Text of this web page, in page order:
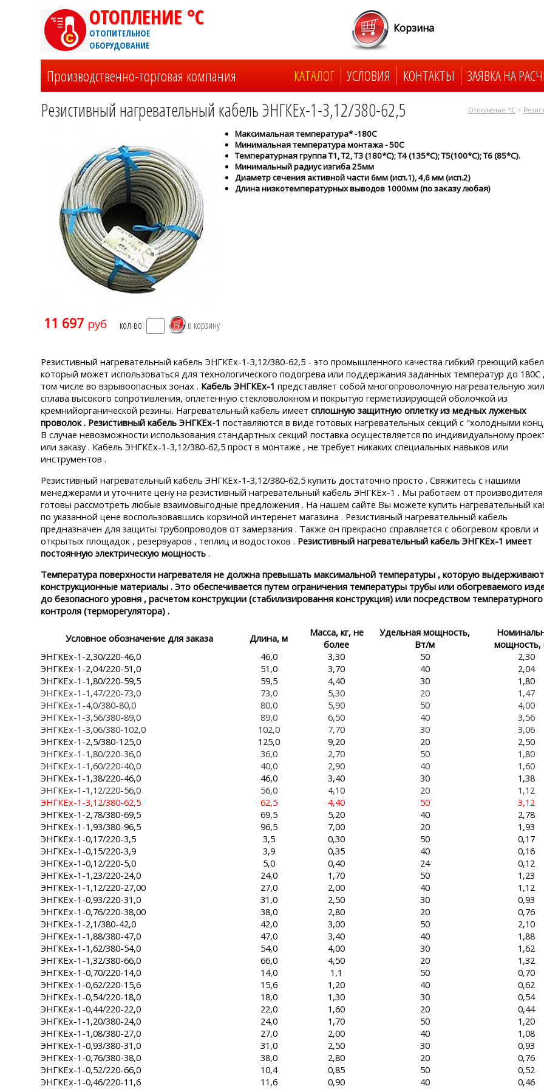
ОТОПЛЕНИЕ °C
ОТОПИТЕЛЬНОЕ
ОБОРУДОВАНИЕ
Корзина
Производственно-торговая компания КАТАЛОГ УСЛОВИЯ КОНТАКТЫ ЗАЯВКА НА
Отопление °C>
Резистивный нагревательный кабель ЭНГКЕх-1-3,12/380-62,5
11 697 руб кол-во:
Максимальная температура* -180С
Минимальная температура монтажа - 50С
Температурная группа Т1, Т2, Т3 (180*С); Т4 (135*С); Т5(100*С); Т6 (85*С).
Минимальный радиус изгиба 25мм
Диаметр сечения активной части 6мм (исп.1), 4,6 мм (исп.2)
Длина низкотемпературных выводов 1000мм (по заказу любая)
Резистивный нагревательный кабель ЭНГКЕх-1-3,12/380-62,5 - это промышленного качества гибкий греющий
который может использоваться для технологического подогрева или поддержания заданных температур до 180С
том числе во взрывоопасных зонах . Кабель ЭНГКЕх-1 представляет собой многопроволочную нагревательную
сплава высокого сопротивления, оплетенную стекловолокном и покрытую герметизирующей оболочкой из
кремнийорганической резины. Нагревательный кабель имеетсплошную защитную оплетку из медных луженых
проволок . Резистивный кабель ЭНГКЕх-1 поставляются в виде готовых нагревательных секций с "холодными
В случае невозможности использования стандартных секций поставка осуществляется по индивидуальному
или заказу . Кабель ЭНГКЕх-1-3,12/380-62,5 прост в монтаже , не требует никаких специальных навыков или
инструментов .
Резистивный нагревательный кабель ЭНГКЕх-1-3,12/380-62,5 купить достаточно просто . Свяжитесь с нашими
менеджерами и уточните цену на резистивный нагревательный кабель ЭНГКЕх-1 . Мы работаем от
готовы рассмотреть любые взаимовыгодные предложения . На нашем сайте Вы можете купить нагревательный
по указанной цене воспользовавшись корзиной интеренет магазина . Резистивный нагревательный кабель
предназначен для защиты трубопроводов от замерзания . Также он прекрасно справляется с обогревом кровли и
открытых площадок , резервуаров , теплиц и водостоков . Резистивный нагревательный кабель ЭНГКЕх-1 имеет
постоянную электрическую мощность .
Температура поверхности нагревателя не должна превышать максимальной температуры , которую
конструкционные материалы . Это обеспечивается путем ограничения температуры трубы или обогреваемого
до безопасного уровня , расчетом конструкции (стабилизировання конструкция) или посредством температурного
контроля (терморегулятора) .
Условное обозначение для заказа Длина, м
Масса, кг, не
более
Удельная мощность,
Вт/м
мощность,
ЭНГКЕх-1-2,30/220-46,0
46,0 3,30 50 2,30
ЭНГКЕх-1-2,04/220-51,0
51,0 3,70 40 2,04
ЭНГКЕх-1-1,80/220-59,5
59,5 4,40 30 1,80
ЭНГКЕх-1-1,47/220-73,0
73,0 5,30 20 1,47
ЭНГКЕх-1-4,0/380-80,0
80,0 5,90 50 4,00
ЭНГКЕх-1-3,56/380-89,0
89,0 6,50 40 3,56
ЭНГКЕх-1-3,06/380-102,0
102,0 7,70 30 3,06
ЭНГКЕх-1-2,5/380-125,0
125,0 9,20 20 2,50
ЭНГКЕх-1-1,80/220-36,0
36,0 2,70 50 1,80
ЭНГКЕх-1-1,60/220-40,0
40,0 2,90 40 1,60
ЭНГКЕх-1-1,38/220-46,0
46,0 3,40 30 1,38
ЭНГКЕх-1-1,12/220-56,0
56,0 4,10 20 1,12
ЭНГКЕх-1-3,12/380-62,5
62,5 4,40 50 3,12
ЭНГКЕх-1-2,78/380-69,5
69,5 5,20 40 2,78
ЭНГКЕх-1-1,93/380-96,5
96,5 7,00 20 1,93
ЭНГКЕх-1-0,17/220-3,5
3,5 0,30 50 0,17
ЭНГКЕх-1-0,15/220-3,9
3,9 0,35 40 0,16
ЭНГКЕх-1-0,12/220-5,0
5,0 0,40 24 0,12
ЭНГКЕх-1-1,23/220-24,0
24,0 1,70 50 1,23
ЭНГКЕх-1-1,12/220-27,00
27,0 2,00 40 1,12
ЭНГКЕх-1-0,93/220-31,0
31,0 2,50 30 0,93
ЭНГКЕх-1-0,76/220-38,00
38,0 2,80 20 0,76
ЭНГКЕх-1-2,1/380-42,0
42,0 3,00 50 2,10
ЭНГКЕх-1-1,88/380-47,0
47,0 3,40 40 1,88
ЭНГКЕх-1-1,62/380-54,0
54,0 4,00 30 1,62
ЭНГКЕх-1-1,32/380-66,0
66,0 4,50 20 1,32
ЭНГКЕх-1-0,70/220-14,0
14,0 1,1 50 0,70
ЭНГКЕх-1-0,62/220-15,6
15,6 1,20 40 0,62
ЭНГКЕх-1-0,54/220-18,0
18,0 1,30 30 0,54
ЭНГКЕх-1-0,44/220-22,0
22,0 1,60 20 0,44
ЭНГКЕх-1-1,20/380-24,0
24,0 1,70 50 1,20
ЭНГКЕх-1-1,08/380-27,0
27,0 2,00 40 1,08
ЭНГКЕх-1-0,93/380-31,0
31,0 2,50 30 0,93
ЭНГКЕх-1-0,76/380-38,0
38,0 2,80 20 0,76
ЭНГКЕх-1-0,52/220-66,0
10,4 0,85 50 0,52
ЭНГКЕх-1-0,46/220-11,6
11,6 0,90 40 0,46